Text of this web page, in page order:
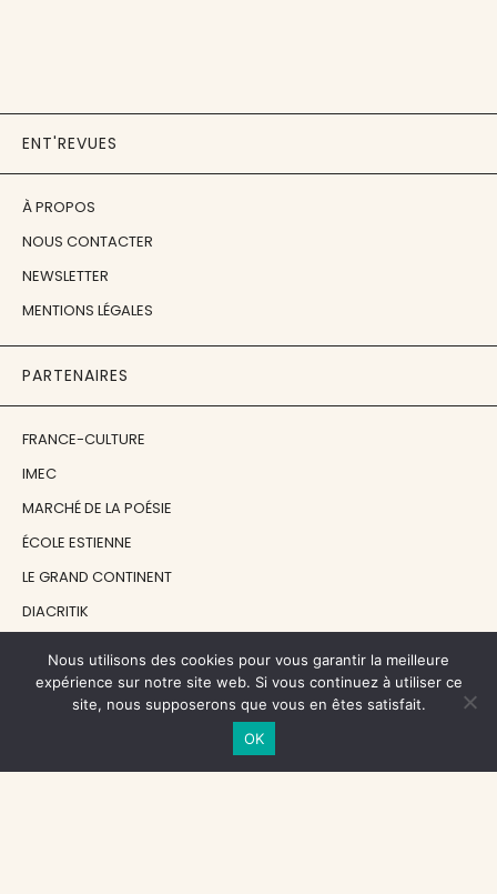
ENT'REVUES
À PROPOS
NOUS CONTACTER
NEWSLETTER
MENTIONS LÉGALES
PARTENAIRES
FRANCE-CULTURE
IMEC
MARCHÉ DE LA POÉSIE
ÉCOLE ESTIENNE
LE GRAND CONTINENT
DIACRITIK
NOS SOUTIENS
CENTRE NATIONAL DU LIVRE
Nous utilisons des cookies pour vous garantir la meilleure
expérience sur notre site web. Si vous continuez à utiliser ce
site, nous supposerons que vous en êtes satisfait.
OK